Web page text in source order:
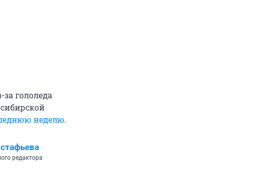
за гололеда
неделю.
редактора